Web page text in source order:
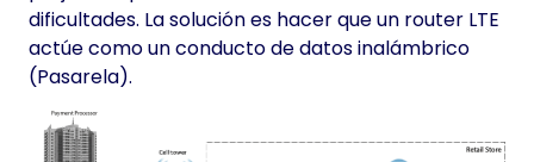
dificultades. La solución es hacer que un router LTE
actúe como un conducto de datos inalámbrico
(Pasarela).